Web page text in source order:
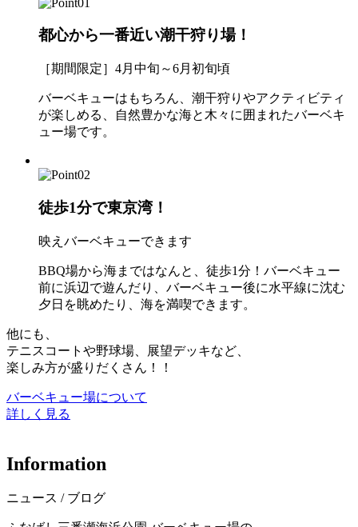
都心から一番近い潮干狩り場！
［期間限定］4月中旬～6月初旬頃
バーベキューはもちろん、潮干狩りやアクティビティ
が楽しめる、自然豊かな海と木々に囲まれたバーベキ
ュー場です。
徒歩1分で東京湾！
映えバーベキューできます
BBQ場から海まではなんと、徒歩1分！バーベキュー
前に浜辺で遊んだり、バーベキュー後に水平線に沈む
夕日を眺めたり、海を満喫できます。
他にも、
テニスコートや野球場、展望デッキなど、
楽しみ方が盛りだくさん！！
バーベキュー場について
詳しく見る
Information
ニュース / ブログ